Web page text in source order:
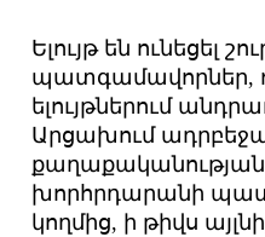
Ելույթ են ունեցել
պատգամավորներ,
ելույթներում
Արցախում
խորհրդարանի
կողմից, ի թիվս